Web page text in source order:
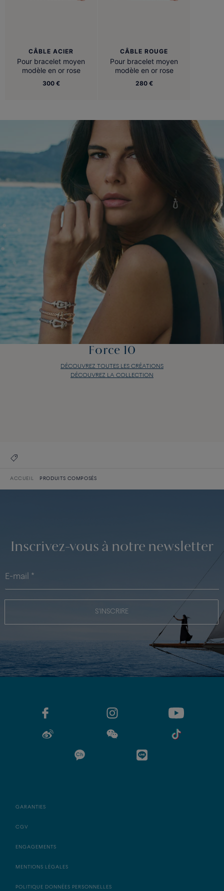
CÂBLE ACIER
Pour bracelet moyen
modèle en or rose
300 €
CÂBLE ROUGE
Pour bracelet moyen
modèle en or rose
280 €
Force 10
DÉCOUVREZ TOUTES LES CRÉATIONS
DÉCOUVREZ LA COLLECTION
ACCUEIL PRODUITS COMPOSÉS
Inscrivez-vous à notre newsletter
S'INSCRIRE
GARANTIES
CGV
ENGAGEMENTS
MENTIONS LÉGALES
POLITIQUE DONNÉES PERSONNELLES